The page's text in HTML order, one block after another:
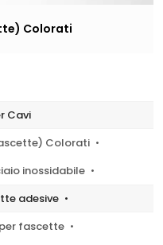
Cavi
Colorati
inossidabile
adesive
fascette
Colorati